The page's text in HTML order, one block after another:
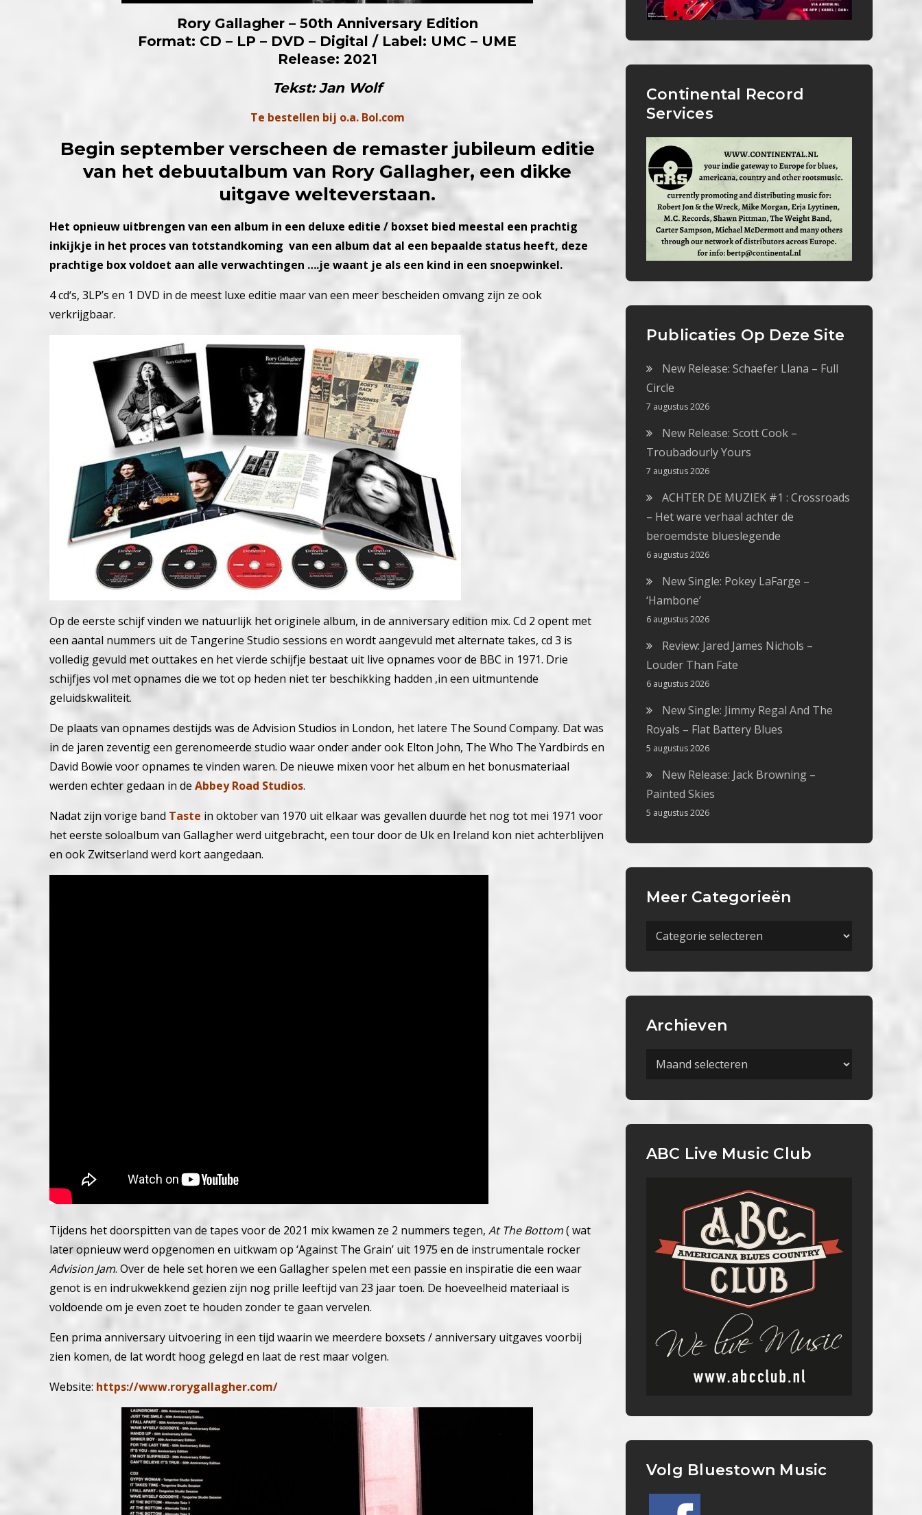
Rory Gallagher – 50th Anniversary Edition
Format: CD – LP – DVD – Digital / Label: UMC – UME
Release: 2021
Tekst: Jan Wolf
Te bestellen bij o.a. Bol.com
Begin september verscheen de remaster jubileum editie
van het debuutalbum van Rory Gallagher, een dikke
uitgave welteverstaan.
Het opnieuw uitbrengen van een album in een deluxe editie / boxset bied meestal een prachtig
inkijkje in het proces van totstandkoming van een album dat al een bepaalde status heeft, deze
prachtige box voldoet aan alle verwachtingen ….je waant je als een kind in een snoepwinkel.
4 cd‘s, 3LP’s en 1 DVD in de meest luxe editie maar van een meer bescheiden omvang zijn ze ook
verkrijgbaar.
Op de eerste schijf vinden we natuurlijk het originele album, in de anniversary edition mix. Cd 2 opent met
een aantal nummers uit de Tangerine Studio sessions en wordt aangevuld met alternate takes, cd 3 is
volledig gevuld met outtakes en het vierde schijfje bestaat uit live opnames voor de BBC in 1971. Drie
schijfjes vol met opnames die we tot op heden niet ter beschikking hadden ,in een uitmuntende
geluidskwaliteit.
De plaats van opnames destijds was de Advision Studios in London, het latere The Sound Company. Dat was
in de jaren zeventig een gerenomeerde studio waar onder ander ook Elton John, The Who The Yardbirds en
David Bowie voor opnames te vinden waren. De nieuwe mixen voor het album en het bonusmateriaal
werden echter gedaan in de Abbey Road Studios.
Nadat zijn vorige band Taste in oktober van 1970 uit elkaar was gevallen duurde het nog tot mei 1971 voor
het eerste soloalbum van Gallagher werd uitgebracht, een tour door de Uk en Ireland kon niet achterblijven
en ook Zwitserland werd kort aangedaan.
Tijdens het doorspitten van de tapes voor de 2021 mix kwamen ze 2 nummers tegen, At The Bottom( wat
later opnieuw werd opgenomen en uitkwam op ‘Against The Grain’ uit 1975 en de instrumentale rocker
Advision Jam. Over de hele set horen we een Gallagher spelen met een passie en inspiratie die een waar
genot is en indrukwekkend gezien zijn nog prille leeftijd van 23 jaar toen. De hoeveelheid materiaal is
voldoende om je even zoet te houden zonder te gaan vervelen.
Een prima anniversary uitvoering in een tijd waarin we meerdere boxsets / anniversary uitgaves voorbij
zien komen, de lat wordt hoog gelegd en laat de rest maar volgen.
Website: https://www.rorygallagher.com/
Continental Record
Services
Publicaties Op Deze Site
New Release: Schaefer Llana – Full
Circle
7 augustus 2026
New Release: Scott Cook –
Troubadourly Yours
7 augustus 2026
ACHTER DE MUZIEK #1 : Crossroads
– Het ware verhaal achter de
beroemdste blueslegende
6 augustus 2026
New Single: Pokey LaFarge –
‘Hambone’
6 augustus 2026
Review: Jared James Nichols –
Louder Than Fate
6 augustus 2026
New Single: Jimmy Regal And The
Royals – Flat Battery Blues
5 augustus 2026
New Release: Jack Browning –
Painted Skies
5 augustus 2026
Meer Categorieën
Meer
Archieven
Archieven
ABC Live Music Club
Volg Bluestown Music